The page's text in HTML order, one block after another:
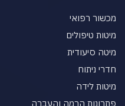
מכשור רפואי
מיטות טיפולים
מיטה סיעודית
חדרי ניתוח
מיטות לידה
פתרונות הרמה והעברה